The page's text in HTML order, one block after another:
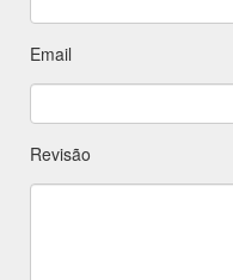
Email
Revisão